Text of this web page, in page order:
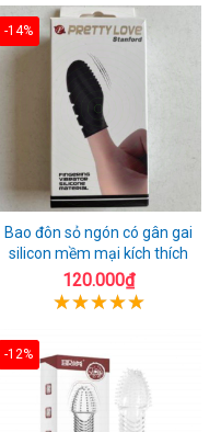
-14%
Bao đôn sỏ ngón có gân gai
silicon mềm mại kích thích
120.000₫
-12%